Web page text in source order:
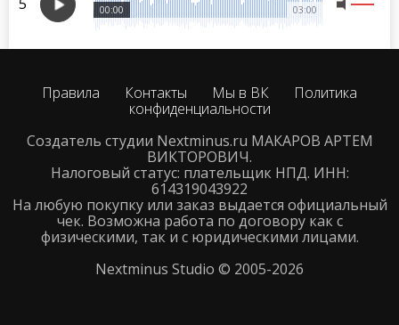
03:00
00:00
Правила Контакты Мы в ВК
Политика
конфиденциальности
Создатель студии Nextminus.ru МАКАРОВ АРТЕМ
ВИКТОРОВИЧ.
Налоговый статус: плательщик НПД. ИНН:
614319043922
На любую покупку или заказ выдается официальный
чек. Возможна работа по договору как с
физическими, так и с юридическими лицами.
Nextminus Studio © 2005-2026